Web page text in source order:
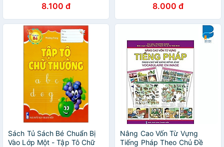
8.100 đ 8.000 đ
Sách Tủ Sách Bé Chuẩn Bị
Vào Lớp Một - Tập Tô Chữ
Nâng Cao Vốn Từ Vựng
Tiếng Pháp Theo Chủ Đề